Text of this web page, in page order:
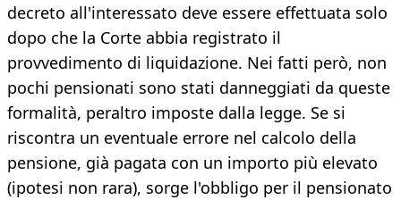
decreto all'interessato deve essere effettuata solo
dopo che la Corte abbia registrato il
provvedimento di liquidazione. Nei fatti però, non
pochi pensionati sono stati danneggiati da queste
formalità, peraltro imposte dalla legge. Se si
riscontra un eventuale errore nel calcolo della
pensione, già pagata con un importo più elevato
(ipotesi non rara), sorge l'obbligo per il pensionato